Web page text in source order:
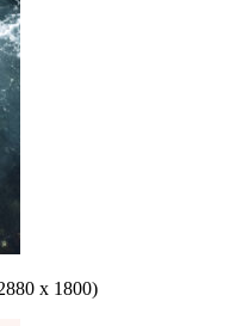
x 1800)